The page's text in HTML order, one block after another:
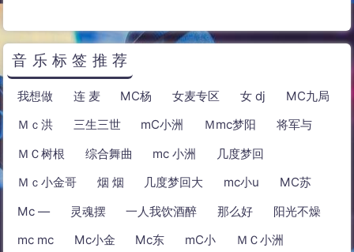
音乐标签推荐
我想做 连 麦 MC杨 女麦专区 女 dj
MC九局
Ｍｃ洪
三生三世 mC小洲 Ｍmc梦阳
将军与
ＭＣ树根
综合舞曲 mc 小洲
几度梦回
Ｍｃ小金哥
烟 烟 几度梦回大 mc小u
MC苏
Mc —
灵魂摆 一人我饮酒醉 那么好
阳光不燥
mc mc
Mc小金 Mc东 mC小 ＭＣ小洲